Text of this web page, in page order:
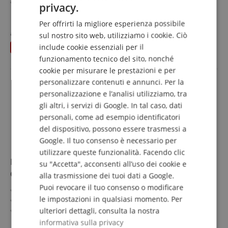
Sezione conduttore: 4x 2,5 mm²
Lunghezza: 2,5 m
Colore: nero, incl. fascia a strappo
2 pezzi in set risparmio
mostra di più
32,90 €
IVA.incl. +spedizione (IT)
al posto dei singoli37,98€
risparmia5,08 €
Pronomic pro-line BOXSP1-15 Cavo per Altoparlanti
Compatibile Speakon 15m
Cavo professionale per casse
Connettore: 2 poli compatibile Speakon
Sezione conduttori: 2x 1,5 mm²
Connettori di alta qualità con chiusura a scatto
mostra di più
ITALIAN
SPANISH
privacy.
Per offrirti la migliore esperienza possibile
sul nostro sito web, utilizziamo i cookie. Ciò
include cookie essenziali per il
funzionamento tecnico del sito, nonché
cookie per misurare le prestazioni e per
personalizzare contenuti e annunci. Per la
personalizzazione e l’analisi utilizziamo, tra
gli altri, i servizi di Google. In tal caso, dati
personali, come ad esempio identificatori
del dispositivo, possono essere trasmessi a
Google. Il tuo consenso è necessario per
utilizzare queste funzionalità. Facendo clic
su "Accetta", acconsenti all’uso dei cookie e
alla trasmissione dei tuoi dati a Google.
Puoi revocare il tuo consenso o modificare
le impostazioni in qualsiasi momento. Per
ulteriori dettagli, consulta la nostra
informativa sulla privacy